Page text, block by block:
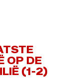
OP DE
(1-2)